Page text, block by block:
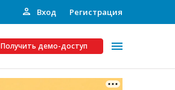
Вход Регистрация
Получить демо-доступ